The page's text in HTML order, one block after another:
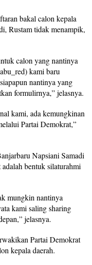
bakal calon kepala
Rustam tidak menampik,
calon yang nantinya
kami baru
nantinya yang
formulirnya,” jelasnya.
kami, ada kemungkinan
Partai Demokrat,”
Napsiani Samadi
bentuk silaturahmi
mungkin nantinya
kami saling sharing
jelasnya.
Partai Demokrat
kepala daerah.